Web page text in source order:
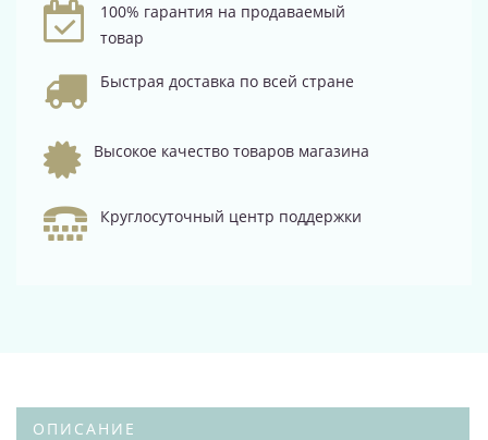
100% гарантия на продаваемый
товар
Быстрая доставка по всей стране
Высокое качество товаров магазина
Круглосуточный центр поддержки
ОПИСАНИЕ